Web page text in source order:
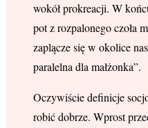
wokół prokreacji. W
pot z rozpalonego czoła
zaplącze się w okolice
paralelna dla małżonka”.
Oczywiście definicje
robić dobrze. Wprost